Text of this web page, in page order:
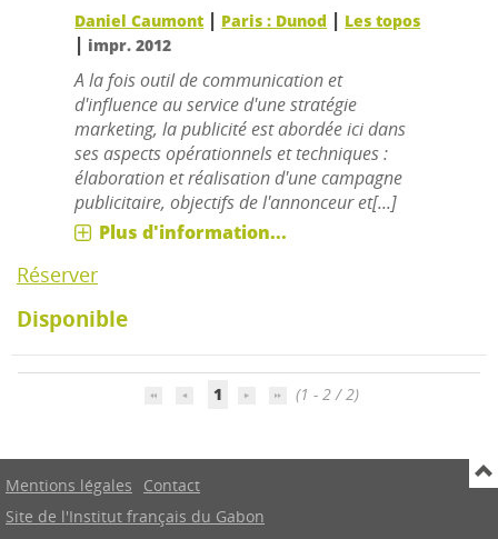
Daniel Caumont | Paris : Dunod | Les topos
| impr. 2012
A la fois outil de communication et
d'influence au service d'une stratégie
marketing, la publicité est abordée ici dans
ses aspects opérationnels et techniques :
élaboration et réalisation d'une campagne
publicitaire, objectifs de l'annonceur et[...]
Plus d'information...
Réserver
Disponible
1 (1 - 2 / 2)
Mentions légales
Contact
Site de l'Institut français du Gabon